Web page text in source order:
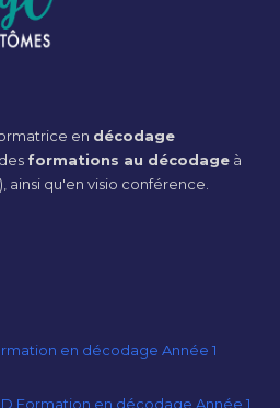
en décodage
formations au décodage à
ainsi qu'en visio conférence.
en décodage Année 1
Formation en décodage Année 1